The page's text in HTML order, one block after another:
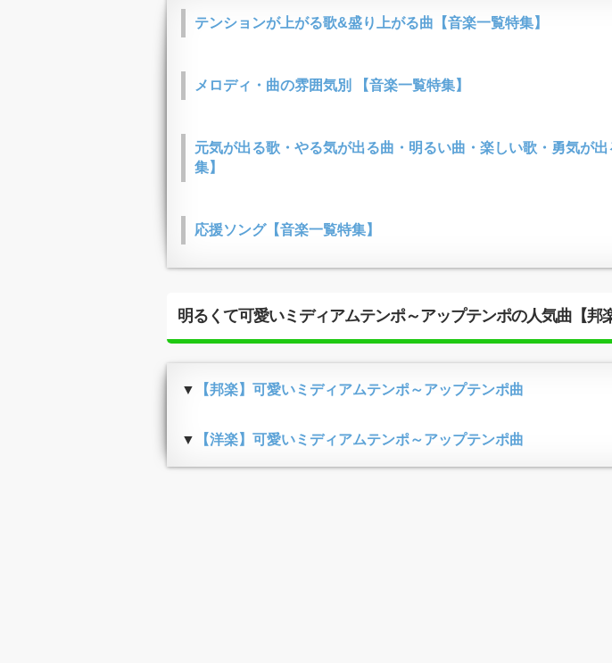
テンションが上がる歌&盛り上がる曲【音楽一覧特集】
メロディ・曲の雰囲気別 【音楽一覧特集】
元気が出る歌・やる気が出る曲・明るい曲・楽しい歌・勇気が
集】
応援ソング【音楽一覧特集】
明るくて可愛いミディアムテンポ～アップテンポの人気曲【邦
▼ 【邦楽】可愛いミディアムテンポ～アップテンポ曲
▼ 【洋楽】可愛いミディアムテンポ～アップテンポ曲